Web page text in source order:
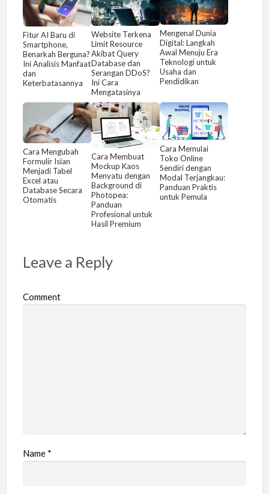
Fitur AI Baru di
Smartphone,
Benarkah Berguna?
Ini Analisis Manfaat
dan
Keterbatasannya
Website Terkena
Limit Resource
Akibat Query
Database dan
Serangan DDoS?
Ini Cara
Mengatasinya
Mengenal Dunia
Digital: Langkah
Awal Menuju Era
Teknologi untuk
Usaha dan
Pendidikan
Cara Mengubah
Formulir Isian
Menjadi Tabel
Excel atau
Database Secara
Otomatis
Cara Membuat
Mockup Kaos
Menyatu dengan
Background di
Photopea:
Panduan
Profesional untuk
Hasil Premium
Cara Memulai
Toko Online
Sendiri dengan
Modal Terjangkau:
Panduan Praktis
untuk Pemula
Leave a Reply
Comment
Name *